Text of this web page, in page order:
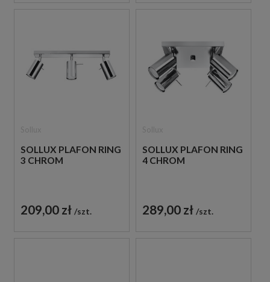
SOLLUX PLAFON RING
3 CHROM
209,00 zł szt.
SOLLUX PLAFON RING
4 CHROM
289,00 zł szt.